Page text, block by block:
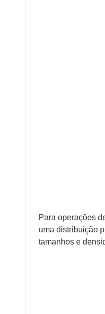
Para operações
uma distribuição
tamanhos e